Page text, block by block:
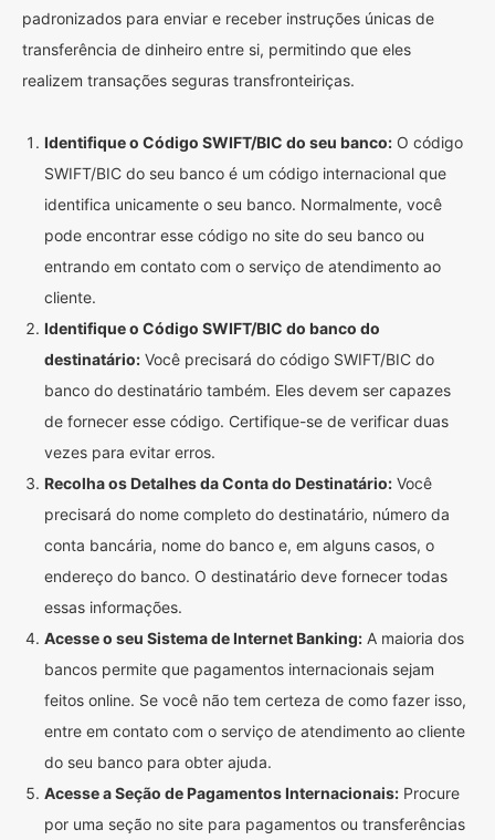
padronizados para enviar e receber instruções únicas de
transferência de dinheiro entre si, permitindo que eles
realizem transações seguras transfronteiriças.
Identifique o Código SWIFT/BIC do seu banco: O código
SWIFT/BIC do seu banco é um código internacional que
identifica unicamente o seu banco. Normalmente, você
pode encontrar esse código no site do seu banco ou
entrando em contato com o serviço de atendimento ao
cliente.
Identifique o Código SWIFT/BIC do banco do
destinatário: Você precisará do código SWIFT/BIC do
banco do destinatário também. Eles devem ser capazes
de fornecer esse código. Certifique-se de verificar duas
vezes para evitar erros.
Recolha os Detalhes da Conta do Destinatário: Você
precisará do nome completo do destinatário, número da
conta bancária, nome do banco e, em alguns casos, o
endereço do banco. O destinatário deve fornecer todas
essas informações.
Acesse o seu Sistema de Internet Banking: A maioria dos
bancos permite que pagamentos internacionais sejam
feitos online. Se você não tem certeza de como fazer isso,
entre em contato com o serviço de atendimento ao cliente
do seu banco para obter ajuda.
Acesse a Seção de Pagamentos Internacionais: Procure
por uma seção no site para pagamentos ou transferências